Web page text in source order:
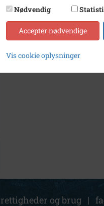
rettigheder og brug |
Nødvendig
Accepter nødvendige
Vis cookie oplysninger